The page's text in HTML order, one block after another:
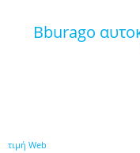
bburago αυτοκινητάκι vw golf mk1 gti
τιμή Web